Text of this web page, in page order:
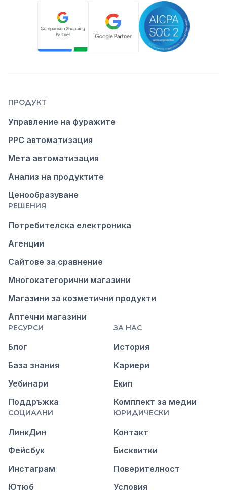
ПРОДУКТ
Управление на фуражите
PPC автоматизация
Мета автоматизация
Анализ на продуктите
Ценообразуване
РЕШЕНИЯ
Потребителска електроника
Агенции
Сайтове за сравнение
Многокатегорични магазини
Магазини за козметични продукти
Аптечни магазини
РЕСУРСИ
Блог
База знания
Уебинари
Поддръжка
ЗА НАС
История
Кариери
Екип
Комплект за медии
СОЦИАЛНИ
ЛинкДин
Фейсбук
Инстаграм
Ютюб
ЮРИДИЧЕСКИ
Контакт
Бисквитки
Поверителност
Условия